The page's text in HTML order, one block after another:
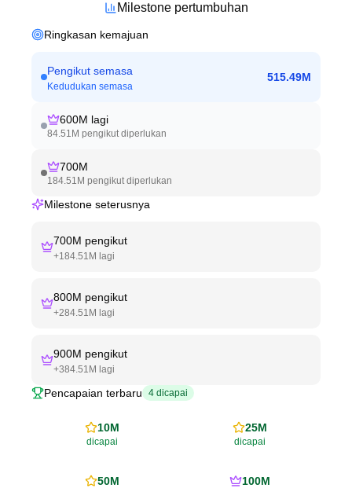
Milestone pertumbuhan
Ringkasan kemajuan
Pengikut semasa
Kedudukan semasa
515.49M
600M lagi
84.51M pengikut diperlukan
700M
184.51M pengikut diperlukan
Milestone seterusnya
700M pengikut
+184.51M lagi
800M pengikut
+284.51M lagi
900M pengikut
+384.51M lagi
Pencapaian terbaru 4 dicapai
10M
dicapai
25M
dicapai
50M 100M